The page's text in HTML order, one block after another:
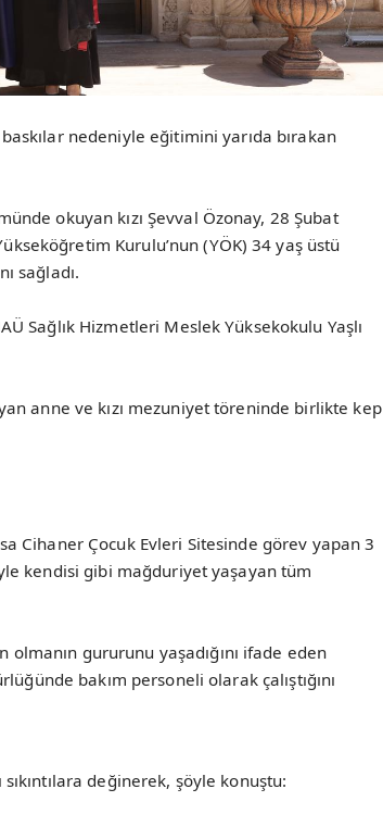
nedeniyle eğitimini yarıda bırakan
okuyan kızı Şevval Özonay, 28 Şubat
Kurulu’nun (YÖK) 34 yaş üstü
sağladı.
Sağlık Hizmetleri Meslek Yüksekokulu Yaşlı
anne ve kızı mezuniyet töreninde birlikte kep
Cihaner Çocuk Evleri Sitesinde görev yapan 3
kendisi gibi mağduriyet yaşayan tüm
gururunu yaşadığını ifade eden
bakım personeli olarak çalıştığını
değinerek, şöyle konuştu: